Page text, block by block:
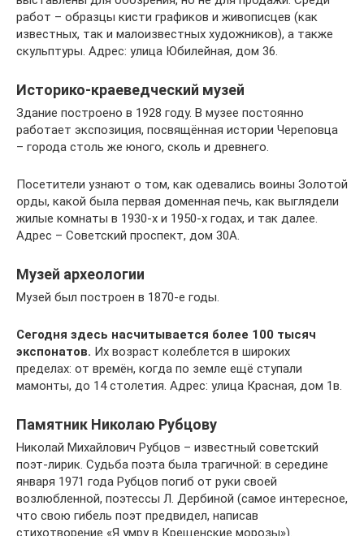
работ – образцы кисти графиков и живописцев (как
известных, так и малоизвестных художников), а также
скульптуры. Адрес: улица Юбилейная, дом 36.
Историко-краеведческий музей
Здание построено в 1928 году. В музее постоянно
работает экспозиция, посвящённая истории Череповца
– города столь же юного, сколь и древнего.
Посетители узнают о том, как одевались воины Золотой
орды, какой была первая доменная печь, как выглядели
жилые комнаты в 1930-х и 1950-х годах, и так далее.
Адрес – Советский проспект, дом 30А.
Музей археологии
Музей был построен в 1870-е годы.
Сегодня здесь насчитывается более 100 тысяч
экспонатов. Их возраст колеблется в широких
пределах: от времён, когда по земле ещё ступали
мамонты, до 14 столетия. Адрес: улица Красная, дом 1в.
Памятник Николаю Рубцову
Николай Михайлович Рубцов – известный советский
поэт-лирик. Судьба поэта была трагичной: в середине
января 1971 года Рубцов погиб от руки своей
возлюбленной, поэтессы Л. Дербиной (самое интересное,
что свою гибель поэт предвидел, написав
стихотворение «Я умру в Крещенские морозы»).